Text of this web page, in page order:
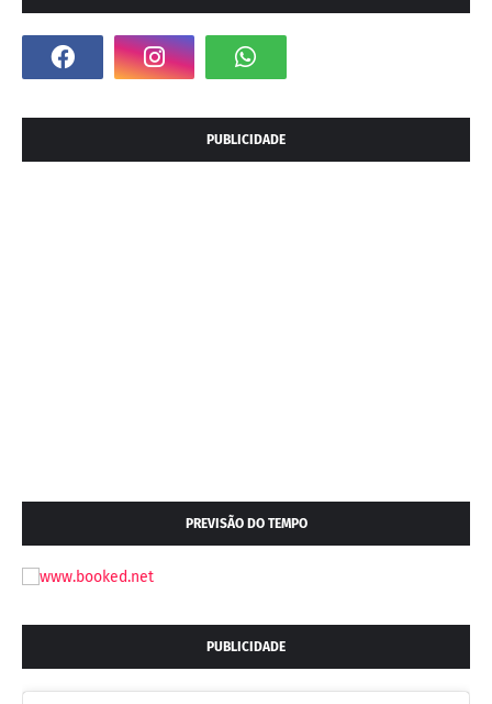
PUBLICIDADE
PREVISÃO DO TEMPO
PUBLICIDADE